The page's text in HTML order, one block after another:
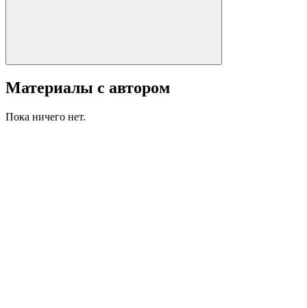
Материалы с автором
Пока ничего нет.